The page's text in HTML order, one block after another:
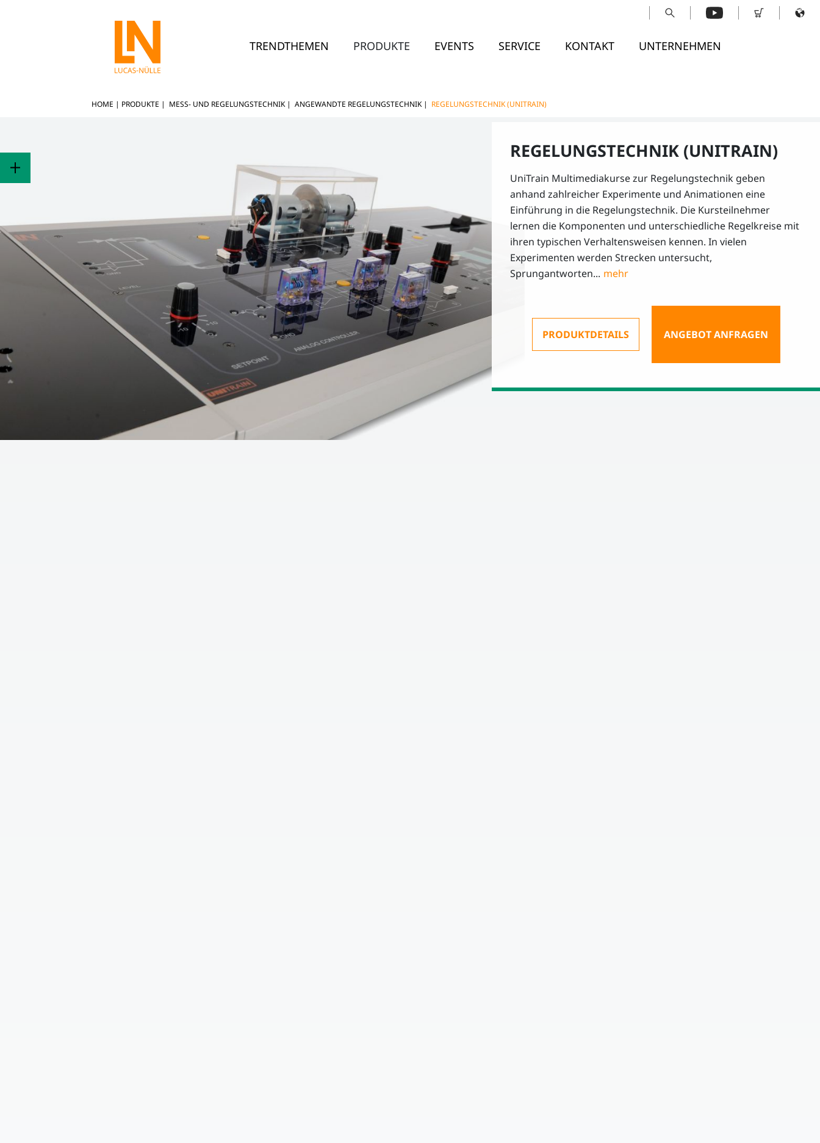
TRENDTHEMEN PRODUKTE EVENTS SERVICE KONTAKT UNTERNEHMEN
HOME | PRODUKTE | MESS- UND REGELUNGSTECHNIK | ANGEWANDTE REGELUNGSTECHNIK | REGELUNGSTECHNIK (UNITRAIN)
REGELUNGSTECHNIK (UNITRAIN)
UniTrain Multimediakurse zur Regelungstechnik geben
anhand zahlreicher Experimente und Animationen eine
Einführung in die Regelungstechnik. Die Kursteilnehmer
lernen die Komponenten und unterschiedliche Regelkreise mit
ihren typischen Verhaltensweisen kennen. In vielen
Experimenten werden Strecken untersucht,
Sprungantworten...
PRODUKTDETAILS ANGEBOT ANFRAGEN